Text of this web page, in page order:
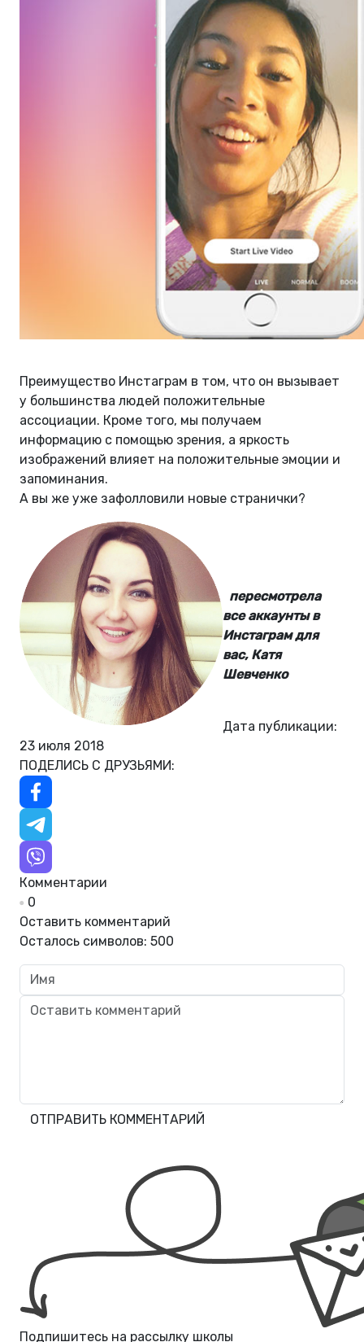
Преимущество Инстаграм в том, что он вызывает
у большинства людей положительные
ассоциации. Кроме того, мы получаем
информацию с помощью зрения, а яркость
изображений влияет на положительные эмоции и
запоминания.
А вы же уже зафолловили новые странички?
пересмотрела
все аккаунты в
Инстаграм для
вас, Катя
Шевченко
Дата публикации:
23 июля 2018
ПОДЕЛИСЬ С ДРУЗЬЯМИ:
Комментарии
0
Оставить комментарий
Осталось символов: 500
ОТПРАВИТЬ КОММЕНТАРИЙ
Подпишитесь на рассылку школы